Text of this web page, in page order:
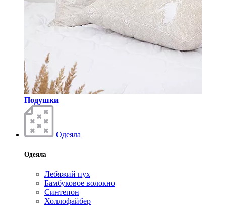
Подушки
Одеяла
Одеяла
Лебяжий пух
Бамбуковое волокно
Синтепон
Холлофайбер